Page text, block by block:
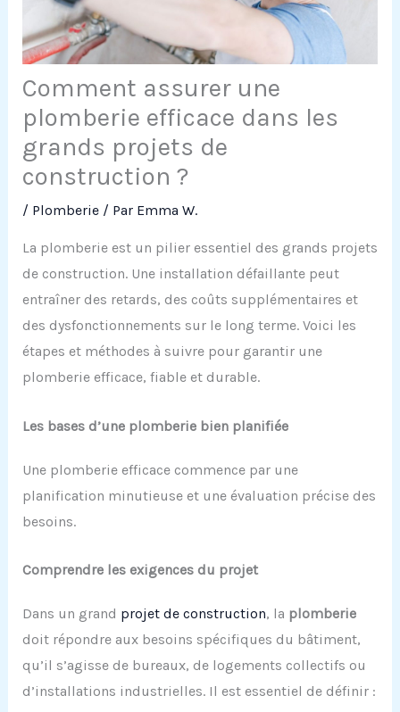
Comment assurer une
plomberie efficace dans les
grands projets de
construction ?
/ Plomberie/ Par Emma W.
La plomberie est un pilier essentiel des grands projets
de construction. Une installation défaillante peut
entraîner des retards, des coûts supplémentaires et
des dysfonctionnements sur le long terme. Voici les
étapes et méthodes à suivre pour garantir une
plomberie efficace, fiable et durable.
Les bases d’une plomberie bien planifiée
Une plomberie efficace commence par une
planification minutieuse et une évaluation précise des
besoins.
Comprendre les exigences du projet
Dans un grand projet de construction, la plomberie
doit répondre aux besoins spécifiques du bâtiment,
qu’il s’agisse de bureaux, de logements collectifs ou
d’installations industrielles. Il est essentiel de définir :